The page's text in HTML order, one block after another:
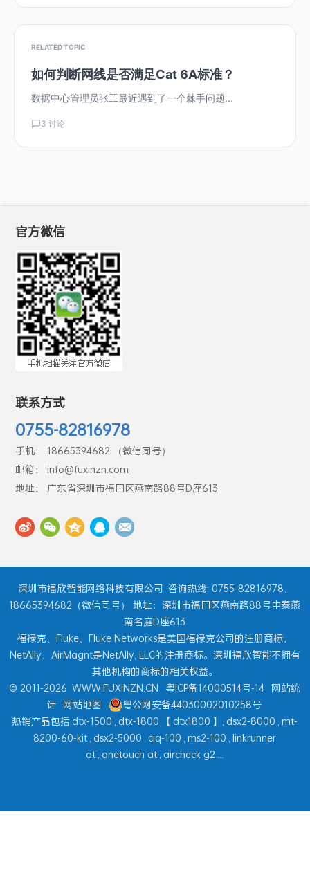
RELATED TOPIC
如何判断网线是否满足Cat 6A标准？
数据中心管理员张工最近遇到了一个棘手问题...
3 讨论
官方微信
联系方式
0755-82816978
手机： 18665394682 （微信同号）
邮箱： info@fuxinzn.com
地址： 广东省深圳市福田区燕南路88号D座613
深圳市福欣智能网络科技有限公司 咨询热线: 0755-82816978、
18665394682（微信同号） 地址：深圳市福田区燕南路88号中泰燕
南名庭D座613
福禄克、Fluke、Fluke Networks是美国福禄克公司的注册商标，
NetAlly、AirMagnt是NetAlly, LLC的注册商标。深圳福欣智能不拥有
其他机构的商标的相关权益。
© 2011-2026 WWW.FUXINZN.CN 粤ICP备14000514号-14 网站统
计 网站地图
粤公网安备44030002010258号
热销产品包括 dtx-1500 , dtx-1800 【 dtx1800 】, dsx2-8000 , mt-
8200-60-kit , dsx2-5000 , ciq-100 , ms2-100 , linkrunner
at , onetouch at , aircheck g2 ...